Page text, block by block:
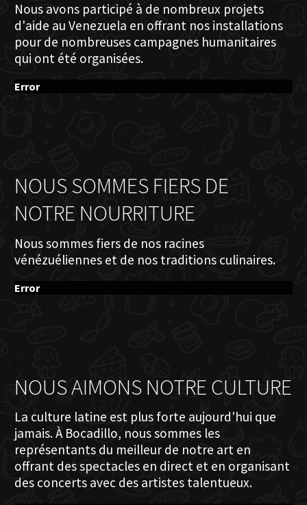
Nous avons participé à de nombreux projets
d'aide au Venezuela en offrant nos installations
pour de nombreuses campagnes humanitaires
qui ont été organisées.
Error
NOUS SOMMES FIERS DE
NOTRE NOURRITURE
Nous sommes fiers de nos racines
vénézuéliennes et de nos traditions culinaires.
Error
NOUS AIMONS NOTRE CULTURE
La culture latine est plus forte aujourd'hui que
jamais. À Bocadillo, nous sommes les
représentants du meilleur de notre art en
offrant des spectacles en direct et en organisant
des concerts avec des artistes talentueux.